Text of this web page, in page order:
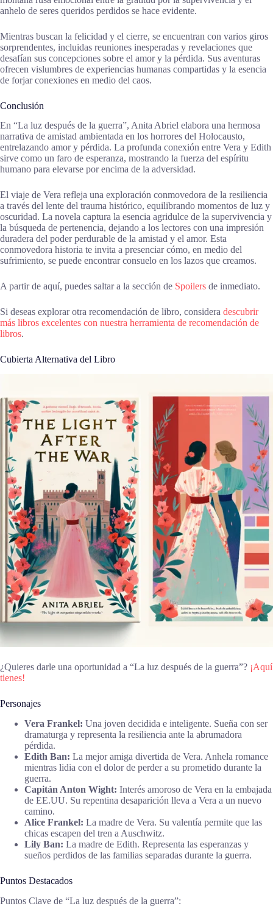
anhelo de seres queridos perdidos se hace evidente.
Mientras buscan la felicidad y el cierre, se encuentran con varios giros
sorprendentes, incluidas reuniones inesperadas y revelaciones que
desafían sus concepciones sobre el amor y la pérdida. Sus aventuras
ofrecen vislumbres de experiencias humanas compartidas y la esencia
de forjar conexiones en medio del caos.
Conclusión
En “La luz después de la guerra”, Anita Abriel elabora una hermosa
narrativa de amistad ambientada en los horrores del Holocausto,
entrelazando amor y pérdida. La profunda conexión entre Vera y Edith
sirve como un faro de esperanza, mostrando la fuerza del espíritu
humano para elevarse por encima de la adversidad.
El viaje de Vera refleja una exploración conmovedora de la resiliencia
a través del lente del trauma histórico, equilibrando momentos de luz y
oscuridad. La novela captura la esencia agridulce de la supervivencia y
la búsqueda de pertenencia, dejando a los lectores con una impresión
duradera del poder perdurable de la amistad y el amor. Esta
conmovedora historia te invita a presenciar cómo, en medio del
sufrimiento, se puede encontrar consuelo en los lazos que creamos.
A partir de aquí, puedes saltar a la sección de Spoilers de inmediato.
Si deseas explorar otra recomendación de libro, considera descubrir
más libros excelentes con nuestra herramienta de recomendación de
libros.
Cubierta Alternativa del Libro
¿Quieres darle una oportunidad a “La luz después de la guerra”? ¡Aquí
tienes!
Personajes
Vera Frankel: Una joven decidida e inteligente. Sueña con ser
dramaturga y representa la resiliencia ante la abrumadora
pérdida.
Edith Ban: La mejor amiga divertida de Vera. Anhela romance
mientras lidia con el dolor de perder a su prometido durante la
guerra.
Capitán Anton Wight: Interés amoroso de Vera en la embajada
de EE.UU. Su repentina desaparición lleva a Vera a un nuevo
camino.
Alice Frankel: La madre de Vera. Su valentía permite que las
chicas escapen del tren a Auschwitz.
Lily Ban: La madre de Edith. Representa las esperanzas y
sueños perdidos de las familias separadas durante la guerra.
Puntos Destacados
Puntos Clave de “La luz después de la guerra”: